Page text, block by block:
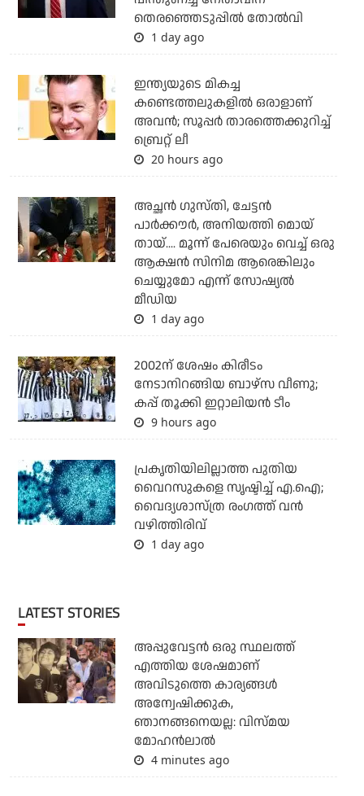
തെരഞ്ഞെടുപ്പില്‍ തോല്‍വി
1 day ago
ഇന്ത്യയുടെ മികച്ച
കണ്ടെത്തലുകളില്‍ ഒരാളാണ്
അവന്‍; സൂപ്പര്‍ താരത്തെക്കുറിച്ച്
ബ്രെറ്റ് ലീ
20 hours ago
അച്ഛന്‍ ഗുസ്തി, ചേട്ടന്‍
പാര്‍ക്കൗര്‍, അനിയത്തി മൊയ്
തായ്.... മൂന്ന് പേരെയും വെച്ച് ഒരു
ആക്ഷന്‍ സിനിമ ആരെങ്കിലും
ചെയ്യുമോ എന്ന് സോഷ്യല്‍
മീഡിയ
1 day ago
2002ന് ശേഷം കിരീടം
നേടാനിറങ്ങിയ ബാഴ്സ വീണു;
കപ്പ് തൂക്കി ഇറ്റാലിയൻ ടീം
9 hours ago
പ്രകൃതിയിലില്ലാത്ത പുതിയ
വൈറസുകളെ സൃഷ്ടിച്ച് എ.ഐ;
വൈദ്യശാസ്ത്ര രംഗത്ത് വന്‍
വഴിത്തിരിവ്
1 day ago
LATEST STORIES
അപ്പുവേട്ടന്‍ ഒരു സ്ഥലത്ത്
എത്തിയ ശേഷമാണ്
അവിടുത്തെ കാര്യങ്ങള്‍
അന്വേഷിക്കുക,
ഞാനങ്ങനെയല്ല: വിസ്മയ
മോഹന്‍ലാല്‍
4 minutes ago